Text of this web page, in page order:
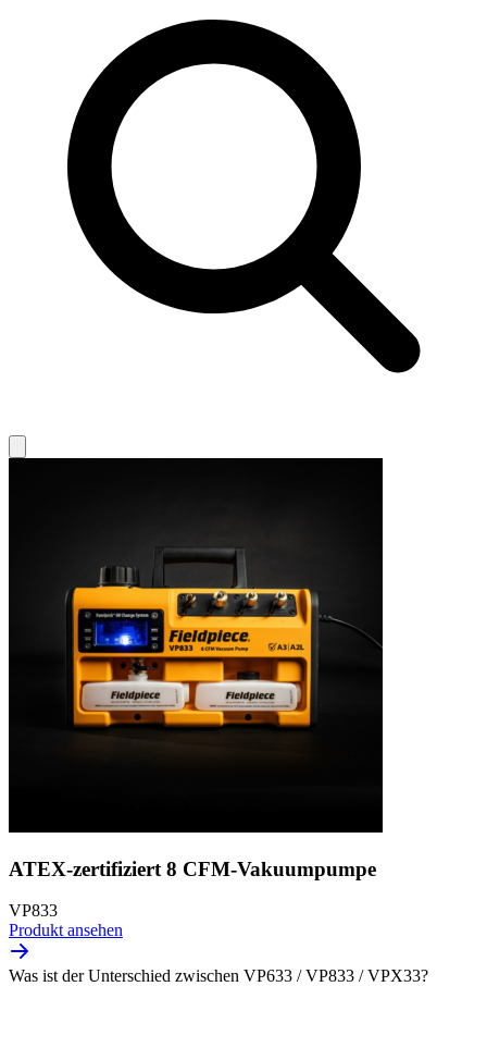
ATEX-zertifiziert 8 CFM-Vakuumpumpe
VP833
Produkt ansehen
Was ist der Unterschied zwischen VP633 / VP833 / VPX33?